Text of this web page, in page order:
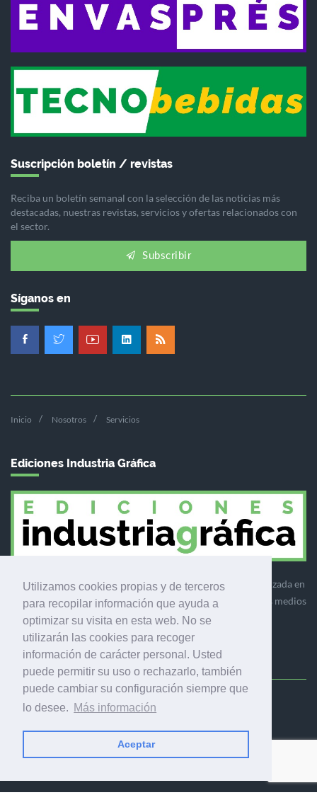
Utilizamos cookies propias y de terceros
para recopilar información que ayuda a
optimizar su visita en esta web. No se
utilizarán las cookies para recoger
información de carácter personal. Usted
puede permitir su uso o rechazarlo, también
puede cambiar su configuración siempre que
lo desee. Más información
Aceptar
Suscripción boletín / revistas
Reciba un boletín semanal con la selección de las noticias más
destacadas, nuestras revistas, servicios y ofertas relacionados con
el sector.
Subscribir
Síganos en
Inicio Nosotros Servicios
Ediciones Industria Gráfica
Ediciones Industria Gráfica es una empresa editora especializada en
el mercado de la comunicación gráfica que engloba diversos medios
profesionales especializados en el mercado gráfico, la
comunicación visual y el envasado.
Ediciones Industria Gráfica, S.C.P.